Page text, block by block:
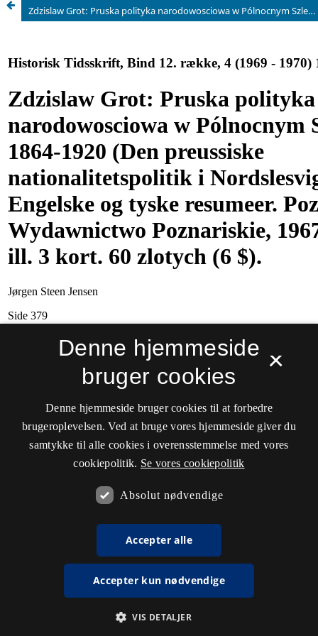
Zdzislaw Grot: Pruska polityka narodowosciowa w Pólnocnym Szlezwiku 1864-1920 (Den preussiske nationalitetspolitik i Nordslesvig 1864-1920). Engelske og tyske resumeer. Poznan, Wydawnictwo Poznariskie, 1967. 403 s. 34 ill. 3 kort. 60 zlotych (6 $).
×
Denne hjemmeside
bruger cookies
Denne hjemmeside bruger cookies til at forbedre
brugeroplevelsen. Ved at bruge vores hjemmeside giver du
samtykke til alle cookies i overensstemmelse med vores
cookiepolitik. Se vores cookiepolitik
Absolut nødvendige
Accepter alle
Accepter kun nødvendige
VIS DETALJER